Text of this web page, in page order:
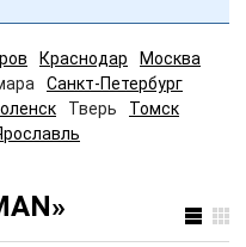
Краснодар
Москва
Санкт-Петербург
Тверь
Томск